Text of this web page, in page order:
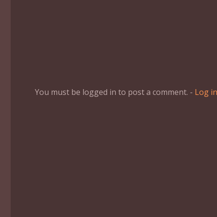
You must be logged in to post a comment. - Log in